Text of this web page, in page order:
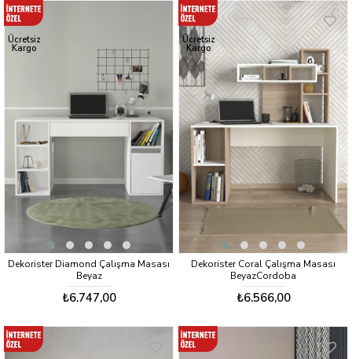
Dekorister Diamond Çalışma Masası
Beyaz
₺6.747,00
Ücretsiz
Kargo
Dekorister Coral Çalışma Masası
BeyazCordoba
₺6.566,00
Ücretsiz
Kargo